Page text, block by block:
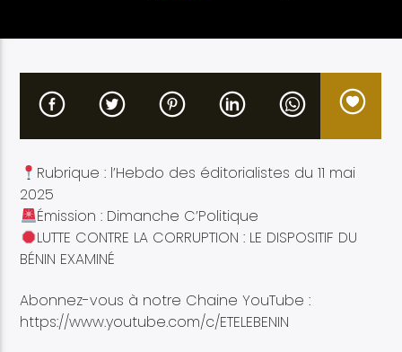
Etele en direct
Rubrique : l’Hebdo des éditorialistes du 11 mai
2025
Émission : Dimanche C’Politique
LUTTE CONTRE LA CORRUPTION : LE DISPOSITIF DU
BÉNIN EXAMINÉ
Abonnez-vous à notre Chaine YouTube :
https://www.youtube.com/c/ETELEBENIN